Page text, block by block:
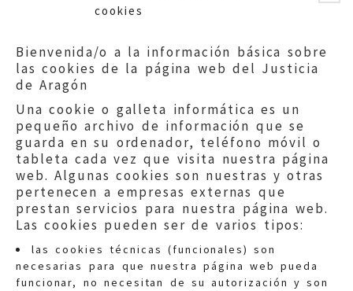
cookies
Bienvenida/o a la información básica sobre
las cookies de la página web del Justicia
de Aragón
Una cookie o galleta informática es un
pequeño archivo de información que se
guarda en su ordenador, teléfono móvil o
tableta cada vez que visita nuestra página
web. Algunas cookies son nuestras y otras
pertenecen a empresas externas que
prestan servicios para nuestra página web.
Las cookies pueden ser de varios tipos:
las cookies técnicas (funcionales) son
necesarias para que nuestra página web pueda
funcionar, no necesitan de su autorización y son